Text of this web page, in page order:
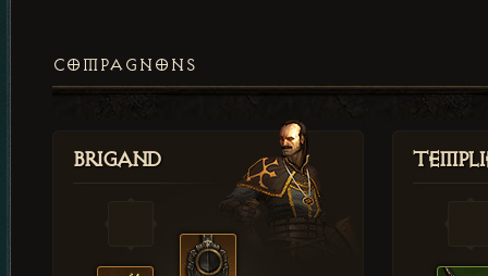
COMPAGNONS
Brigand